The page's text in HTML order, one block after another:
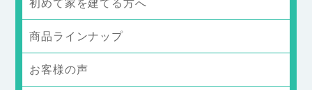
初めて家を建てる方へ
商品ラインナップ
お客様の声